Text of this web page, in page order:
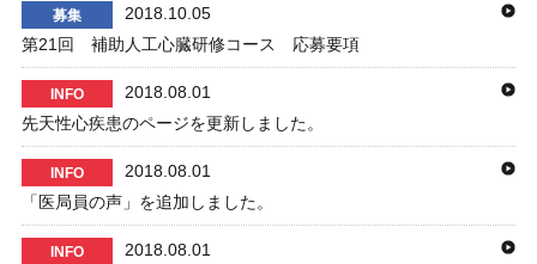
募集
2018.10.05
第21回 補助人工心臓研修コース 応募要項
INFO
2018.08.01
先天性心疾患のページを更新しました。
INFO
2018.08.01
「医局員の声」を追加しました。
INFO
2018.08.01